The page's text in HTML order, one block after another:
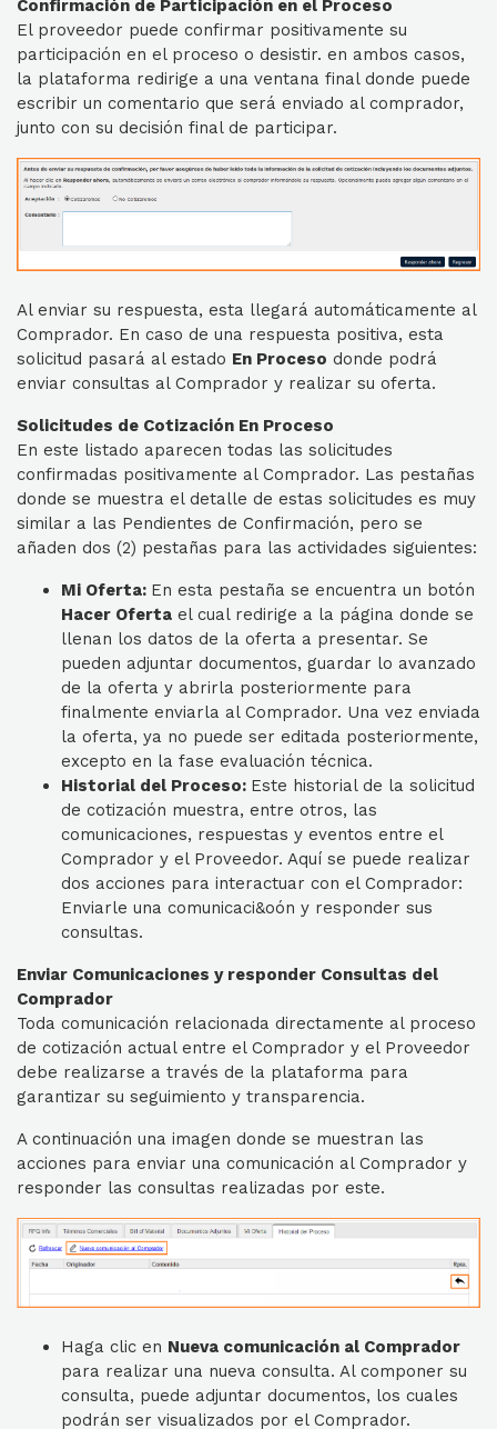
Confirmación de Participación en el Proceso
El proveedor puede confirmar positivamente su
participación en el proceso o desistir. en ambos casos,
la plataforma redirige a una ventana final donde puede
escribir un comentario que será enviado al comprador,
junto con su decisión final de participar.
Al enviar su respuesta, esta llegará automáticamente al
Comprador. En caso de una respuesta positiva, esta
solicitud pasará al estado En Proceso donde podrá
enviar consultas al Comprador y realizar su oferta.
Solicitudes de Cotización En Proceso
En este listado aparecen todas las solicitudes
confirmadas positivamente al Comprador. Las pestañas
donde se muestra el detalle de estas solicitudes es muy
similar a las Pendientes de Confirmación, pero se
añaden dos (2) pestañas para las actividades siguientes:
Mi Oferta: En esta pestaña se encuentra un botón
Hacer Oferta el cual redirige a la página donde se
llenan los datos de la oferta a presentar. Se
pueden adjuntar documentos, guardar lo avanzado
de la oferta y abrirla posteriormente para
finalmente enviarla al Comprador. Una vez enviada
la oferta, ya no puede ser editada posteriormente,
excepto en la fase evaluación técnica.
Historial del Proceso: Este historial de la solicitud
de cotización muestra, entre otros, las
comunicaciones, respuestas y eventos entre el
Comprador y el Proveedor. Aquí se puede realizar
dos acciones para interactuar con el Comprador:
Enviarle una comunicaci&oón y responder sus
consultas.
Enviar Comunicaciones y responder Consultas del
Comprador
Toda comunicación relacionada directamente al proceso
de cotización actual entre el Comprador y el Proveedor
debe realizarse a través de la plataforma para
garantizar su seguimiento y transparencia.
A continuación una imagen donde se muestran las
acciones para enviar una comunicación al Comprador y
responder las consultas realizadas por este.
Haga clic en Nueva comunicación al Comprador
para realizar una nueva consulta. Al componer su
consulta, puede adjuntar documentos, los cuales
podrán ser visualizados por el Comprador.